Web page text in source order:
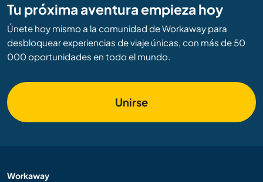
Tu próxima aventura empieza hoy
Únete hoy mismo a la comunidad de Workaway para
desbloquear experiencias de viaje únicas, con más de 50
000 oportunidades en todo el mundo.
Unirse
Workaway